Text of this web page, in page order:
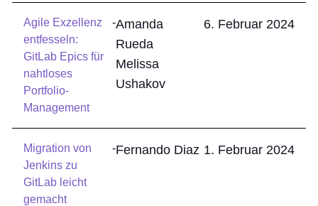
Agile Exzellenz
entfesseln:
GitLab Epics für
nahtloses
Portfolio-
Management
-Amanda
Rueda
Melissa
Ushakov
6. Februar 2024
Migration von
Jenkins zu
GitLab leicht
gemacht
-Fernando Diaz 1. Februar 2024